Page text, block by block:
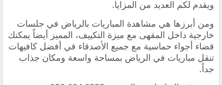
ويقدم لكم العديد من المزايا.
ومن أبرزها هي مشاهدة المباريات بالرياض في جلسات
خارجية داخل المقهى مع ميزة التكييف، المميز أيضاً يمكنك
قضاء أجواء حماسية مع جميع الأصدقاء في أفضل كافيهات
تنقل مباريات في الرياض بمساحة واسعة ومكان جذاب
جداً.